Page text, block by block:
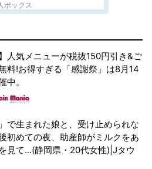
ボックス
人気メニューが税抜150円引き&ご
料!お得すぎる「感謝祭」は8月14
中。
で生まれた娘と、受け止められな
初めての夜、助産師がミルクをあ
見て...(静岡県・20代女性)|Jタウ